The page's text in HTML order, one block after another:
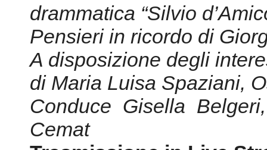
Conduce Gisella
Cemat
Trasmissione in Live
Incontro promosso in
Cemat
MAGGIO